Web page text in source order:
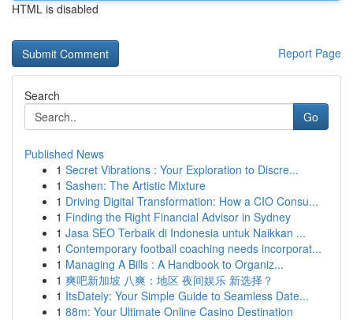
HTML is disabled
Report Page
Search
Go
Published News
1 Secret Vibrations : Your Exploration to Discre...
1 Sashen: The Artistic Mixture
1 Driving Digital Transformation: How a CIO Consu...
1 Finding the Right Financial Advisor in Sydney
1 Jasa SEO Terbaik di Indonesia untuk Naikkan ...
1 Contemporary football coaching needs incorporat...
1 Managing A Bills : A Handbook to Organiz...
1 爽吧新加坡 八爽：地区 夜间娱乐 新选择？
1 ItsDately: Your Simple Guide to Seamless Date...
1 88m: Your Ultimate Online Casino Destination